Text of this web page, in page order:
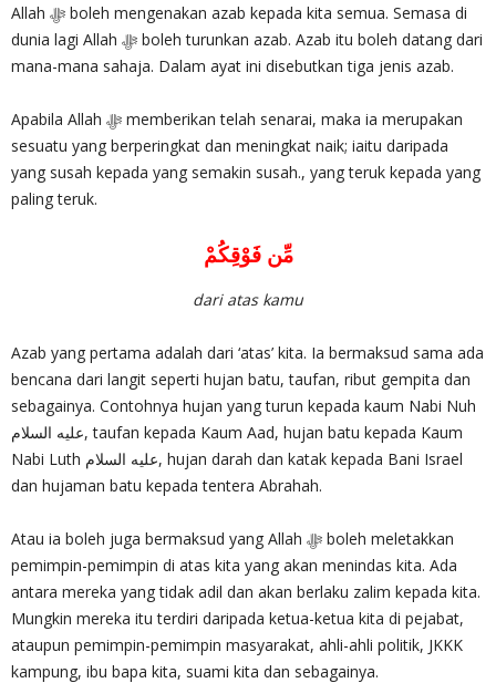
Allah ‎ﷻ boleh mengenakan azab kepada kita semua. Semasa di
dunia lagi Allah ‎ﷻ boleh turunkan azab. Azab itu boleh datang dari
mana-mana sahaja. Dalam ayat ini disebutkan tiga jenis azab.
Apabila Allah ‎ﷻ memberikan telah senarai, maka ia merupakan
sesuatu yang berperingkat dan meningkat naik; iaitu daripada
yang susah kepada yang semakin susah., yang teruk kepada yang
paling teruk.
مِّن فَوْقِكُمْ
dari atas kamu
Azab yang pertama adalah dari ‘atas’ kita. Ia bermaksud sama ada
bencana dari langit seperti hujan batu, taufan, ribut gempita dan
sebagainya. Contohnya hujan yang turun kepada kaum Nabi Nuh
عليه السلام, taufan kepada Kaum Aad, hujan batu kepada Kaum
Nabi Luth عليه السلام, hujan darah dan katak kepada Bani Israel
dan hujaman batu kepada tentera Abrahah.
Atau ia boleh juga bermaksud yang Allah ‎ﷻ boleh meletakkan
pemimpin-pemimpin di atas kita yang akan menindas kita. Ada
antara mereka yang tidak adil dan akan berlaku zalim kepada kita.
Mungkin mereka itu terdiri daripada ketua-ketua kita di pejabat,
ataupun pemimpin-pemimpin masyarakat, ahli-ahli politik, JKKK
kampung, ibu bapa kita, suami kita dan sebagainya.